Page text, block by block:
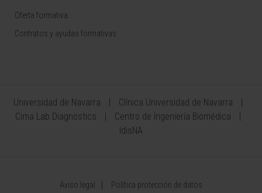
Oferta formativa
Contratos y ayudas formativas
Universidad de Navarra
Clínica Universidad de Navarra
Cima Lab Diagnostics
Centro de Ingeniería Biomédica
IdisNA
Aviso legal Política protección de datos